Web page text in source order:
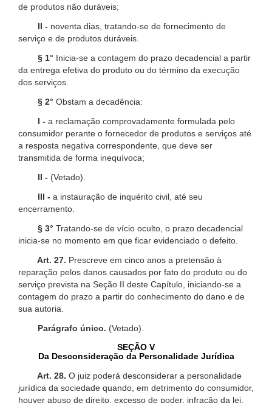
de produtos não duráveis;
II - noventa dias, tratando-se de fornecimento de
serviço e de produtos duráveis.
§ 1° Inicia-se a contagem do prazo decadencial a partir
da entrega efetiva do produto ou do término da execução
dos serviços.
§ 2° Obstam a decadência:
I - a reclamação comprovadamente formulada pelo
consumidor perante o fornecedor de produtos e serviços até
a resposta negativa correspondente, que deve ser
transmitida de forma inequívoca;
II - (Vetado).
III - a instauração de inquérito civil, até seu
encerramento.
§ 3° Tratando-se de vício oculto, o prazo decadencial
inicia-se no momento em que ficar evidenciado o defeito.
Art. 27. Prescreve em cinco anos a pretensão à
reparação pelos danos causados por fato do produto ou do
serviço prevista na Seção II deste Capítulo, iniciando-se a
contagem do prazo a partir do conhecimento do dano e de
sua autoria.
Parágrafo único. (Vetado).
SEÇÃO V
Da Desconsideração da Personalidade Jurídica
Art. 28. O juiz poderá desconsiderar a personalidade
jurídica da sociedade quando, em detrimento do consumidor,
houver abuso de direito, excesso de poder, infração da lei,